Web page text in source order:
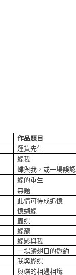
作品題目
運貨先生
蝶我
蝶與我，或一場誤認
蝶的重生
無題
此情可待成追憶
憶蝴蝶
蟲蝶
蝶籠
蝶影與我
一場鱗翅目的邀約
我與蝴蝶
與蝶的相遇相識